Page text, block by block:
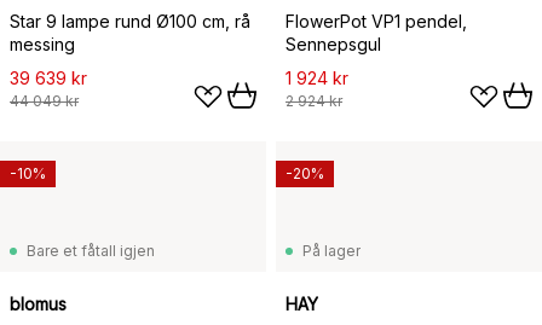
Star 9 lampe rund Ø100 cm, rå
messing
39 639 kr
44 049 kr
FlowerPot VP1 pendel,
Sennepsgul
1 924 kr
2 924 kr
Bare et fåtall igjen
blomus
-10%
På lager
HAY
-20%